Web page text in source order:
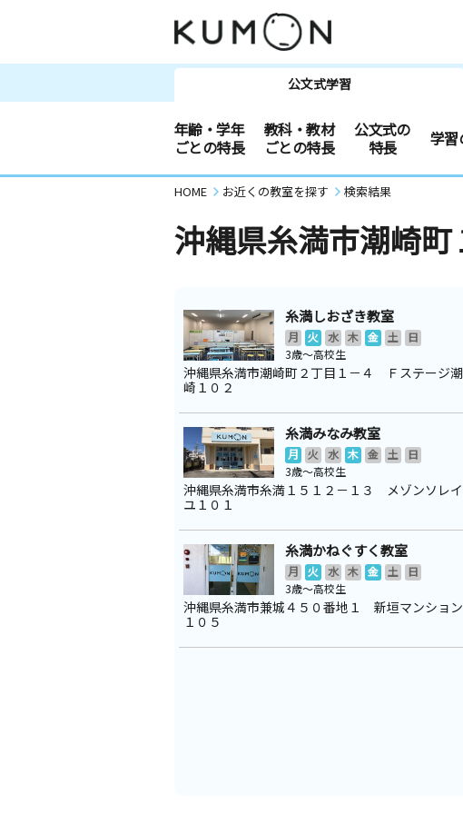
公文式学習
年齢・学年
ごとの特長
教科・教材
ごとの特長
公文式の
特長
学習
HOME お近くの教室を探す 検索結果
沖縄県糸満市潮崎町
糸満しおざき教室
月 火 水 木 金 土
日
3歳～高校生
沖縄県糸満市潮崎町２丁目１－４ Ｆステージ潮
崎１０２
糸満みなみ教室
月 火 水 木 金 土
日
3歳～高校生
沖縄県糸満市糸満１５１２－１３ メゾンソレイ
ユ１０１
糸満かねぐすく教室
月 火 水 木 金 土
日
3歳～高校生
沖縄県糸満市兼城４５０番地１ 新垣マンション
１０５